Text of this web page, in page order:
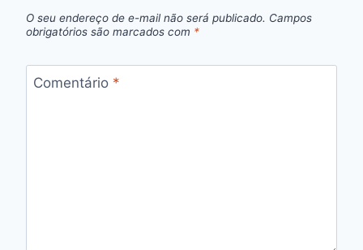
O seu endereço de e-mail não será publicado. Campos
obrigatórios são marcados com *
Comentário *